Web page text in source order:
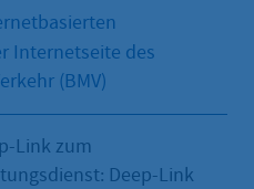
Internetseite des
(BMV)
Link zum
Deep-Link